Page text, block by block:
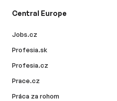
Central Europe
Jobs.cz
Profesia.sk
Profesia.cz
Prace.cz
Práca za rohom